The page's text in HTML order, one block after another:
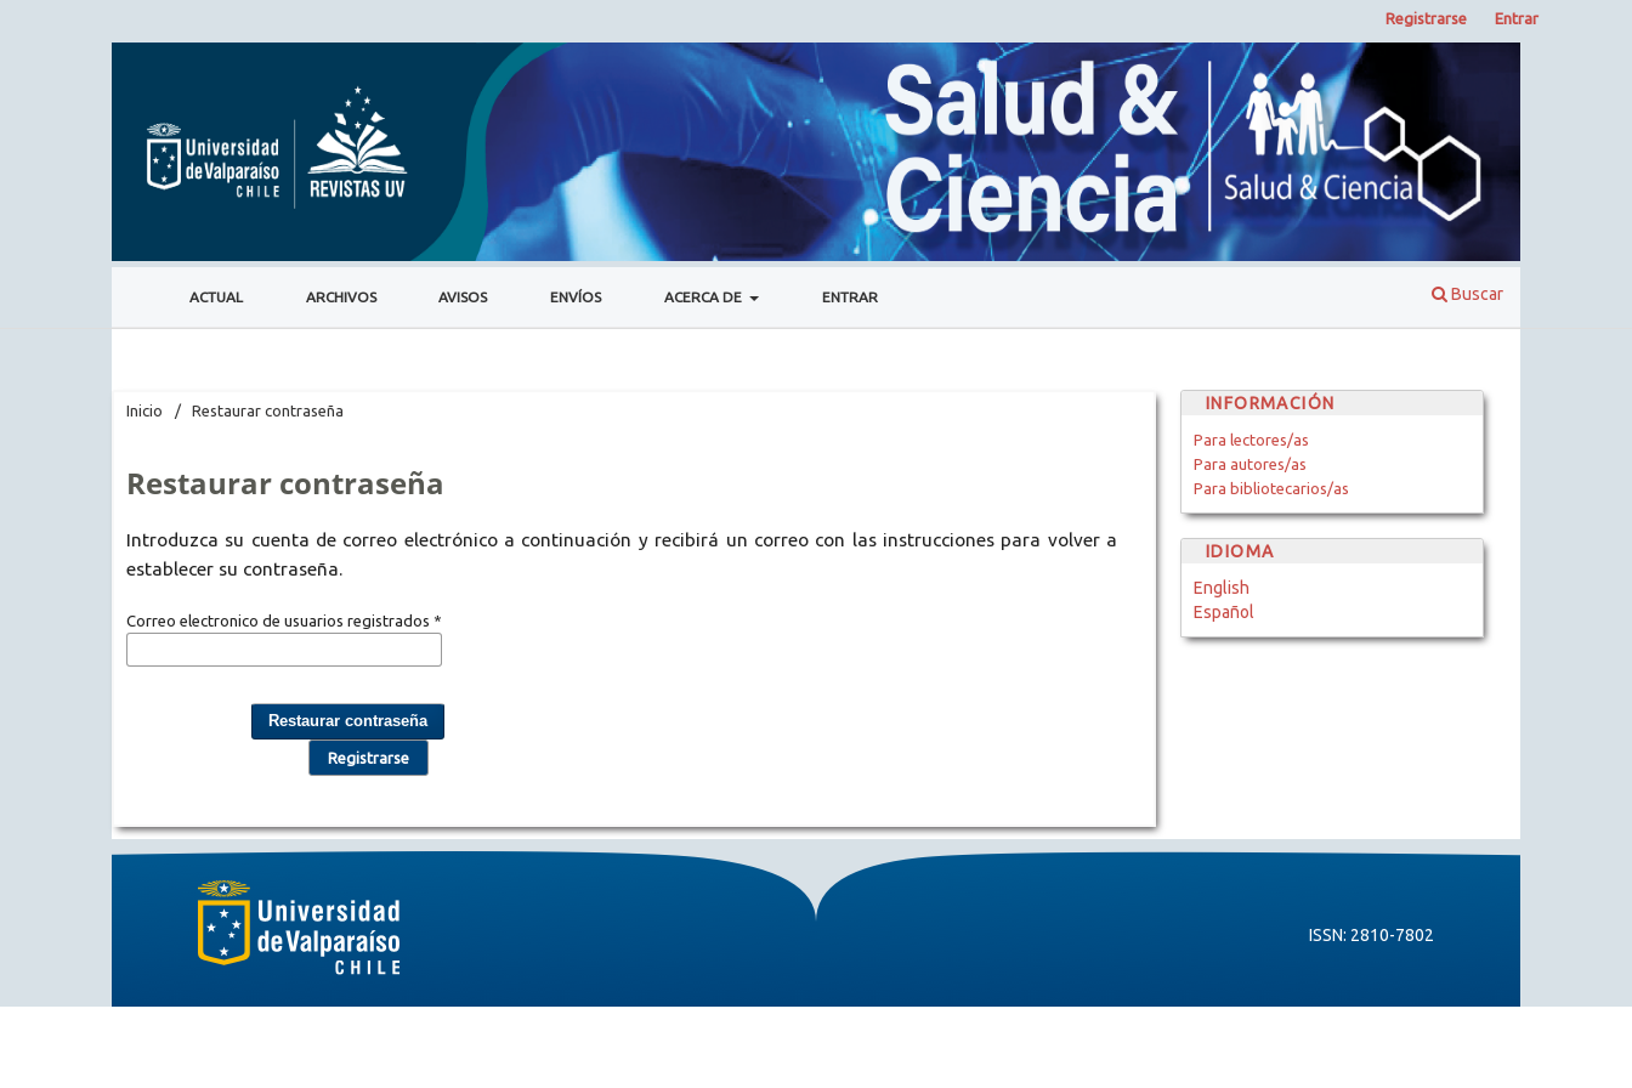
ACTUAL ARCHIVOS AVISOS ENVÍOS ACERCA DE ENTRAR Buscar
Registrarse Entrar
Inicio / Restaurar contraseña
Restaurar contraseña
Introduzca su cuenta de correo electrónico a continuación y recibirá un correo con las instrucciones para volver a
establecer su contraseña.
Correo electronico de usuarios registrados *
Restaurar contraseña
Registrarse
INFORMACIÓN
Para lectores/as
Para autores/as
Para bibliotecarios/as
IDIOMA
English
Español
ISSN: 2810-7802